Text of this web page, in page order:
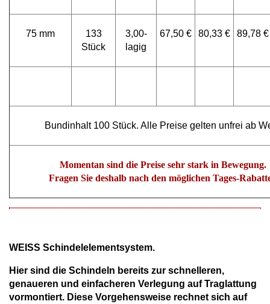
75 mm
133
Stück
3,00-
lagig
67,50 € 80,33 € 89,78 €
Bundinhalt 100 Stück. Alle Preise gelten unfrei ab
Momentan sind die Preise sehr stark in Bewegung.
Fragen Sie deshalb nach den möglichen Tages-
WEISS Schindelelementsystem.
Hier sind die Schindeln bereits zur schnelleren,
genaueren und einfacheren Verlegung auf Traglattung
vormontiert. Diese Vorgehensweise rechnet sich auf